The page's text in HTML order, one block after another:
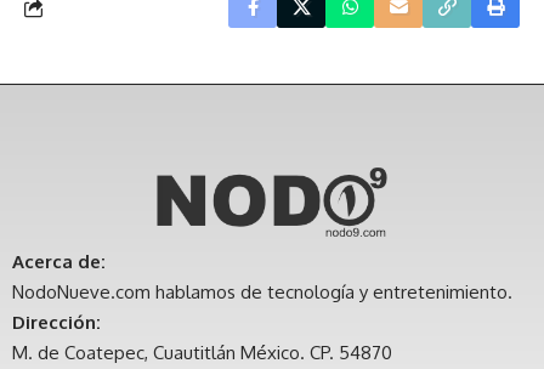
Acerca de:
NodoNueve.com hablamos de tecnología y entretenimiento.
Dirección:
M. de Coatepec, Cuautitlán México. CP. 54870